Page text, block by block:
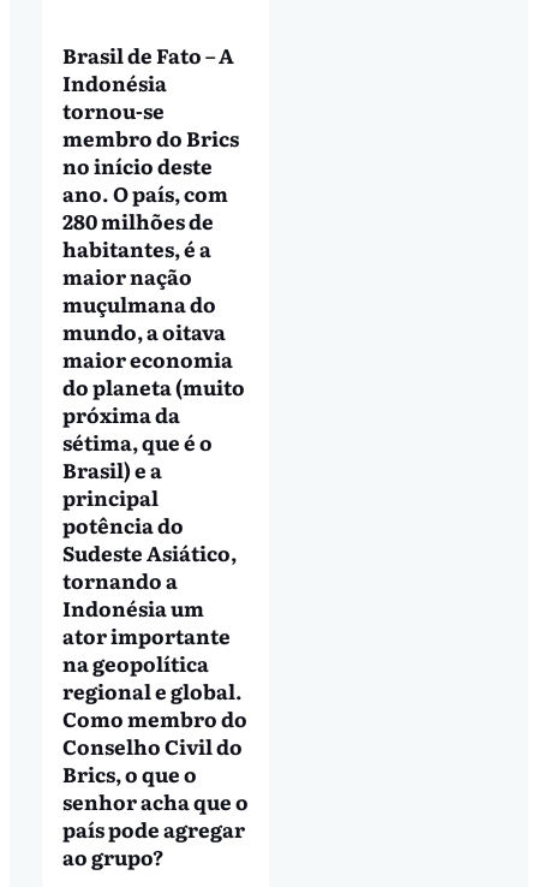
Brasil de Fato –A
Indonésia
tornou-se
membro do Brics
no início deste
ano. O país, com
280 milhões de
habitantes, é a
maior nação
muçulmana do
mundo, a oitava
maior economia
do planeta (muito
próxima da
sétima, que é o
Brasil) e a
principal
potência do
Sudeste Asiático,
tornando a
Indonésia um
ator importante
na geopolítica
regional e global.
Como membro do
Conselho Civil do
Brics, o que o
senhor acha que o
país pode agregar
ao grupo?